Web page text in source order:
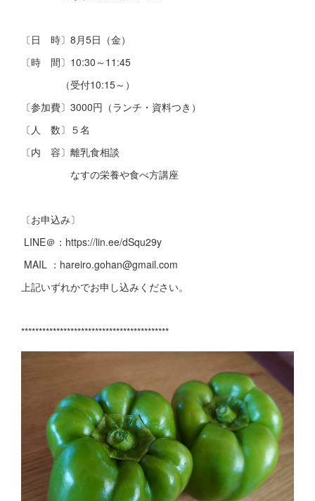
〔日 時〕8月5日（金）
〔時 間〕10:30～11:45
（受付10:15～）
〔参加費〕3000円（ランチ・資料つき）
〔人 数〕５名
〔内 容〕離乳食相談
なすの栄養や食べ方講座
〔お申込み〕
LINE＠：https://lin.ee/dSqu29y
MAIL ：hareiro.gohan@gmail.com
上記いずれかでお申し込みください。
******************************************